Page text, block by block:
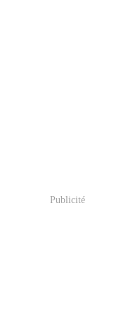
Publicité